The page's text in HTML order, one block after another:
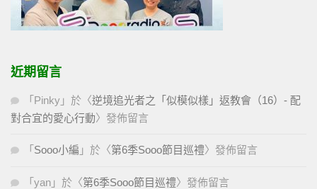
近期留言
「 Pinky 」於〈逆境追光者之「似模似樣」返教會（16）- 配
對合宜的愛心行動〉發佈留言
「 Sooo小編 」於〈第6季Sooo節目巡禮〉發佈留言
「 yan 」於〈第6季Sooo節目巡禮〉發佈留言